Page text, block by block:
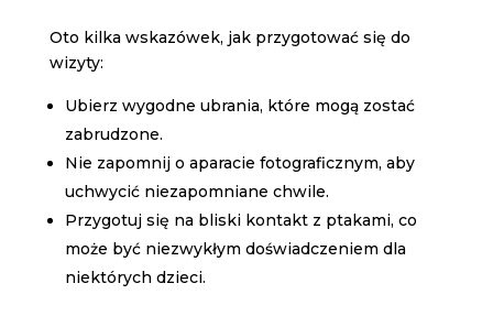
Oto kilka wskazówek, jak przygotować się do
wizyty:
Ubierz wygodne ubrania, które mogą zostać
zabrudzone.
Nie zapomnij o aparacie fotograficznym, aby
uchwycić niezapomniane chwile.
Przygotuj się na bliski kontakt z ptakami, co
może być niezwykłym doświadczeniem dla
niektórych dzieci.